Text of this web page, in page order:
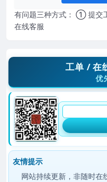
有问题三种方式： ① 提
在线客服
工单 / 在
优
友情提示
网站持续更新，非随时在